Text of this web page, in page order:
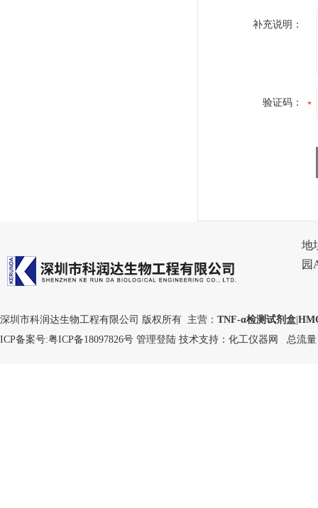
补充说明：
验证码：
地
园
深圳市科润达生物工程有限公司 版权所有 主营： TNF-α检测试剂盒
ICP备案号:粤ICP备18097826号 管理登陆 技术支持： 化工仪器网 总流量